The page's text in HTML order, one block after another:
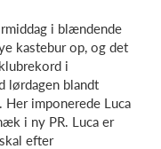
i blændende
kastebur op, og det
i
lørdagen blandt
Her imponerede Luca
i ny PR. Luca er
efter